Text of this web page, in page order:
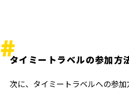
タイミートラベルの参加方
次に、タイミートラベルへの参